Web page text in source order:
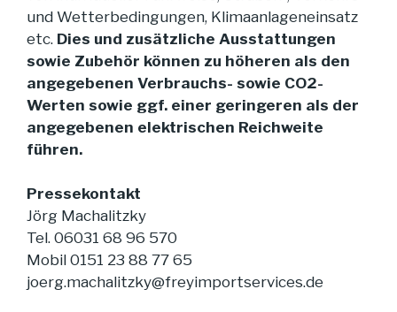
und Wetterbedingungen, Klimaanlageneinsatz
etc. Dies und zusätzliche Ausstattungen
sowie Zubehör können zu höheren als den
angegebenen Verbrauchs- sowie CO2-
Werten sowie ggf. einer geringeren als der
angegebenen elektrischen Reichweite
führen.
Pressekontakt
Jörg Machalitzky
Tel. 06031 68 96 570
Mobil 0151 23 88 77 65
joerg.machalitzky@freyimportservices.de